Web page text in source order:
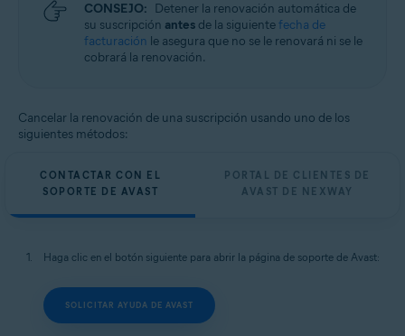
CONSEJO: Detener la renovación automática de
su suscripción antes de la siguientefecha de
facturación le asegura que no se le renovará ni se le
cobrará la renovación.
Cancelar la renovación de una suscripción usando uno de los
siguientes métodos:
CONTACTAR CON EL
SOPORTE DE AVAST
PORTAL DE CLIENTES DE
AVAST DE NEXWAY
Haga clic en el botón siguiente para abrir la página de soporte de Avast:
SOLICITAR AYUDA DE AVAST